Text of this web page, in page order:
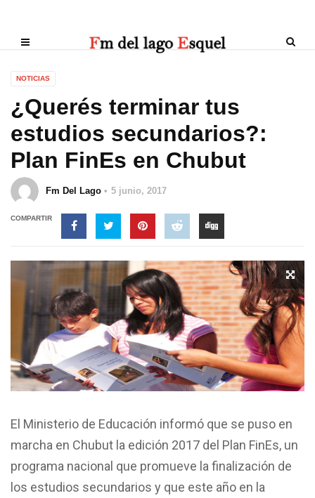
NOTICIAS
¿Querés terminar tus
estudios secundarios?:
Plan FinEs en Chubut
Fm Del Lago 5 junio, 2017
COMPARTIR
El Ministerio de Educación informó que se puso en
marcha en Chubut la edición 2017 del Plan FinEs, un
programa nacional que promueve la finalización de
los estudios secundarios y que este año en la